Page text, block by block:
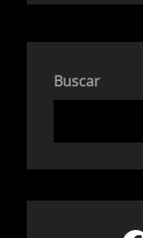
Buscar